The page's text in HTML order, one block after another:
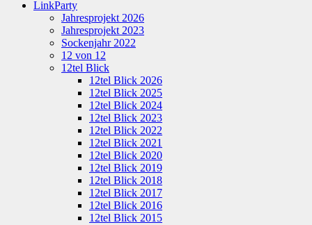
LinkParty
Jahresprojekt 2026
Jahresprojekt 2023
Sockenjahr 2022
12 von 12
12tel Blick
12tel Blick 2026
12tel Blick 2025
12tel Blick 2024
12tel Blick 2023
12tel Blick 2022
12tel Blick 2021
12tel Blick 2020
12tel Blick 2019
12tel Blick 2018
12tel Blick 2017
12tel Blick 2016
12tel Blick 2015